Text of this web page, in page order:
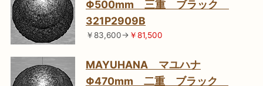
Φ500mm 三重 ブラック
321P2909B
￥83,600→ ￥81,500
MAYUHANA マユハナ
Φ470mm 二重 ブラック